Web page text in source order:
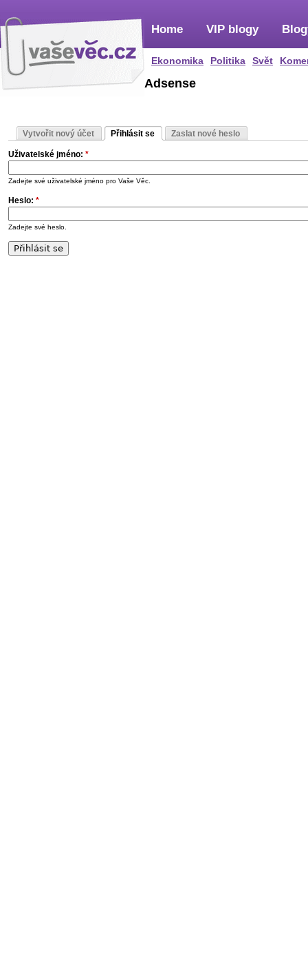
Home
Ekonomika Politika Svět
VIP blogy
Adsense
Vytvořit nový účet Přihlásit se Zaslat nové heslo
Uživatelské jméno: *
Zadejte své uživatelské jméno pro Vaše Věc.
Heslo: *
Zadejte své heslo.